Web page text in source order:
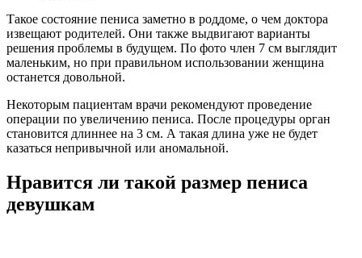
Такое состояние пениса заметно в роддоме, о чем доктора
извещают родителей. Они также выдвигают варианты
решения проблемы в будущем. По фото член 7 см выглядит
маленьким, но при правильном использовании женщина
останется довольной.
Некоторым пациентам врачи рекомендуют проведение
операции по увеличению пениса. После процедуры орган
становится длиннее на 3 см. А такая длина уже не будет
казаться непривычной или аномальной.
Нравится ли такой размер пениса
девушкам